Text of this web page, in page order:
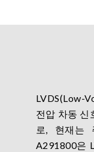
LVDS(Low-
전압 차동 신
로, 현재는
A291800은